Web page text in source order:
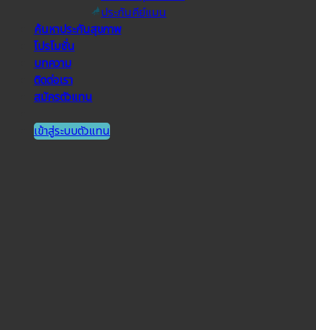
ประกันคีย์แมน
ค้นหาประกันสุขภาพ
โปรโมชั่น
บทความ
ติดต่อเรา
สมัครตัวแทน
เข้าสู่ระบบตัวแทน